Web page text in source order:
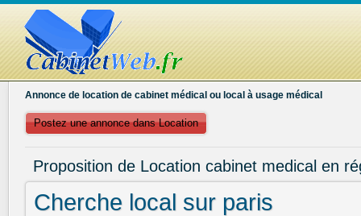
Annonce de location de cabinet médical ou local à usage médical
Postez une annonce dans Location
Proposition de Location cabinet medical en
Cherche local sur paris